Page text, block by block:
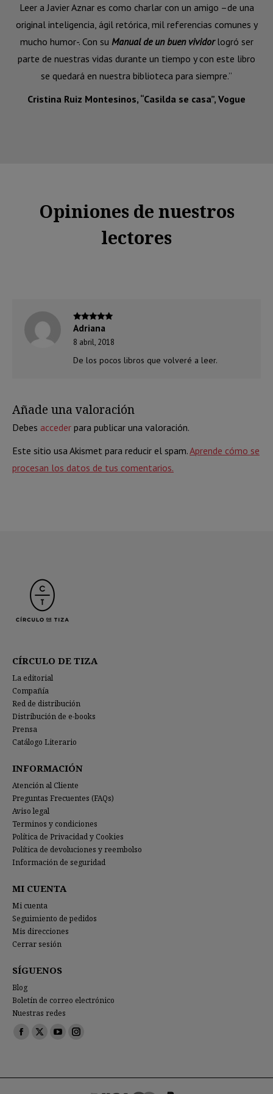
Leer a Javier Aznar es como charlar con un amigo –de una
original inteligencia, ágil retórica, mil referencias comunes y
mucho humor-. Con su Manual de un buen vividorlogró ser
parte de nuestras vidas durante un tiempo y con este libro
se quedará en nuestra biblioteca para siempre.”
Cristina Ruiz Montesinos, “Casilda se casa”, Vogue
Opiniones de nuestros
lectores
Valorado
Adriana
8 abril, 2018
De los pocos libros que volveré a leer.
Añade una valoración
Debes acceder para publicar una valoración.
Este sitio usa Akismet para reducir el spam.Aprende cómo se
procesan los datos de tus comentarios.
CÍRCULO DE TIZA
La editorial
Compañía
Red de distribución
Distribución de e-books
Prensa
Catálogo Literario
INFORMACIÓN
Atención al Cliente
Preguntas Frecuentes (FAQs)
Aviso legal
Terminos y condiciones
Política de Privacidad y Cookies
Política de devoluciones y reembolso
Información de seguridad
MI CUENTA
Mi cuenta
Seguimiento de pedidos
Mis direcciones
Cerrar sesión
SÍGUENOS
Blog
Boletín de correo electrónico
Nuestras redes
Encuéntranos en:
Facebook
X
YouTubeInstagram